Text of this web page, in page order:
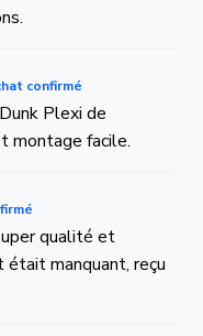
confirmé
Plexi de
montage facile.
qualité et
manquant, reçu